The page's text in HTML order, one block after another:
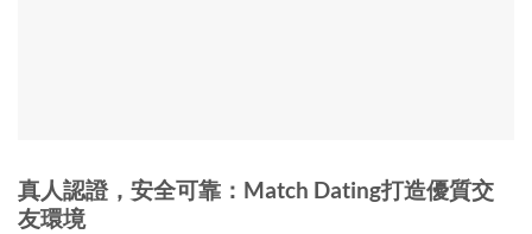
真人認證，安全可靠： Match Dating打造優質交
友環境